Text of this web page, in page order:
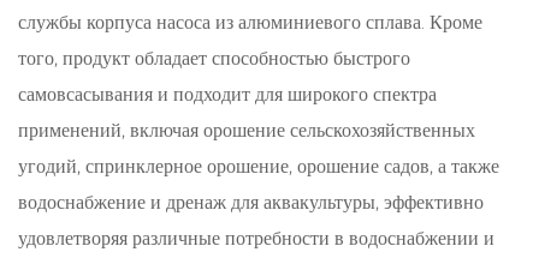
службы корпуса насоса из алюминиевого сплава. Кроме
того, продукт обладает способностью быстрого
самовсасывания и подходит для широкого спектра
применений, включая орошение сельскохозяйственных
угодий, спринклерное орошение, орошение садов, а также
водоснабжение и дренаж для аквакультуры, эффективно
удовлетворяя различные потребности в водоснабжении и